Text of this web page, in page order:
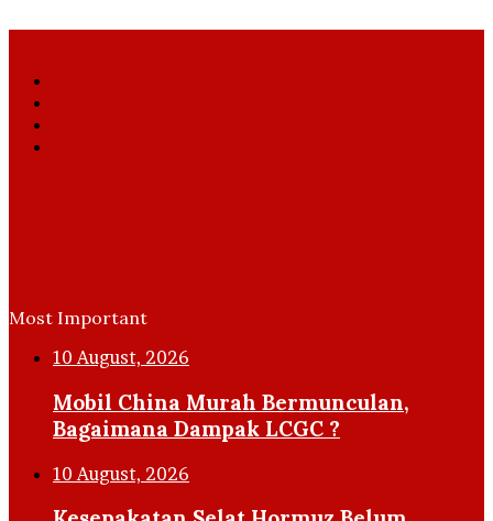
Most Important
10 August, 2026
Mobil China Murah Bermunculan,
Bagaimana Dampak LCGC ?
10 August, 2026